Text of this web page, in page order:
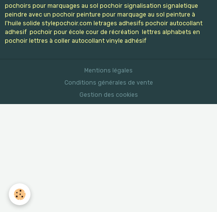
pochoirs pour marquages au sol pochoir signalisation signaletique
peindre avec un pochoir peinture pour marquage au sol peinture à
l'huile solide stylepochoir.com letrages adhesifs pochoir autocollant
adhesif pochoir pour école cour de récréation lettres alphabets en
pochoir lettres à coller autocollant vinyle adhésif
Mentions légales
Conditions générales de vente
Gestion des cookies